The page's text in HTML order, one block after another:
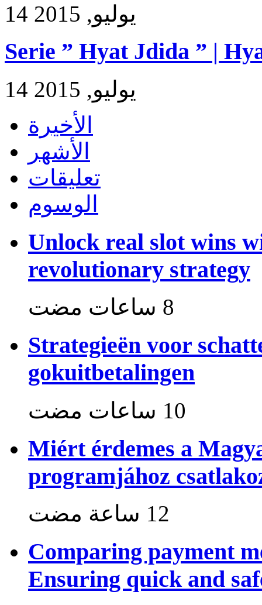
14 يوليو, 2015
Serie ” Hyat Jdida ” |
14 يوليو, 2015
الأخيرة
الأشهر
تعليقات
الوسوم
Unlock real slot wins
revolutionary strategy
Strategieën voor
gokuitbetalingen
Miért érdemes a
programjához
Comparing payment
Ensuring quick and